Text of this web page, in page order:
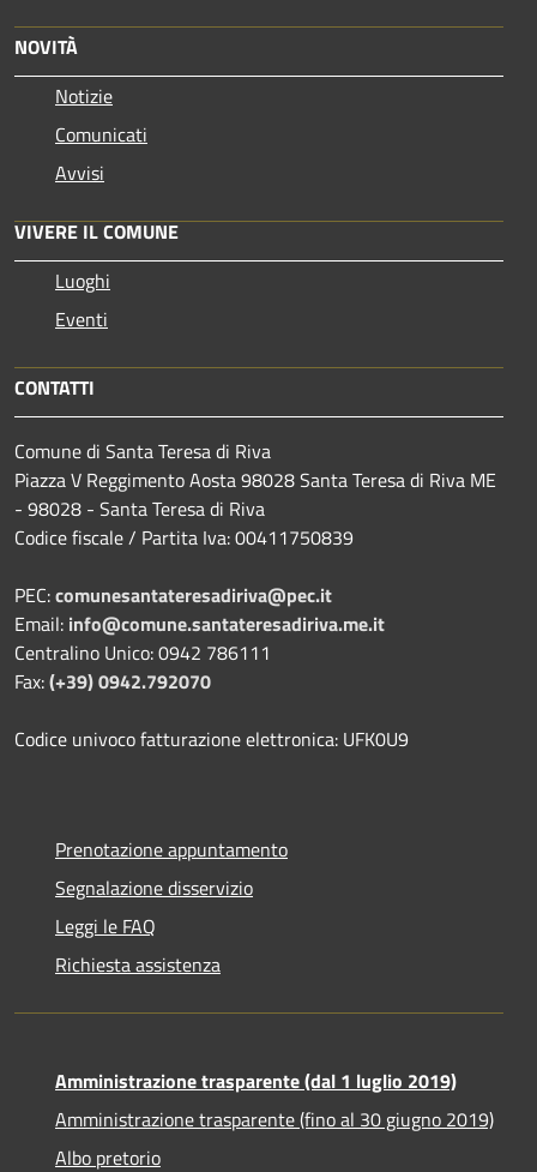
NOVITÀ
Notizie
Comunicati
Avvisi
VIVERE IL COMUNE
Luoghi
Eventi
CONTATTI
Comune di Santa Teresa di Riva
Piazza V Reggimento Aosta 98028 Santa Teresa di Riva ME
- 98028 - Santa Teresa di Riva
Codice fiscale / Partita Iva: 00411750839
PEC:comunesantateresadiriva@pec.it
Email: info@comune.santateresadiriva.me.it
Centralino Unico: 0942 786111
Fax:(+39) 0942.792070
Codice univoco fatturazione elettronica: UFK0U9
Prenotazione appuntamento
Segnalazione disservizio
Leggi le FAQ
Richiesta assistenza
Amministrazione trasparente (dal 1 luglio 2019)
Amministrazione trasparente (fino al 30 giugno 2019)
Albo pretorio